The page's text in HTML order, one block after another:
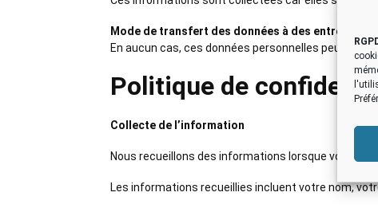
Mode de transfert des données à des entreprises
En aucun cas, ces données personnelles peuvent
Politique de
Collecte de l’information
Nous recueillons des informations lorsque vous
Les informations recueillies incluent votre nom,